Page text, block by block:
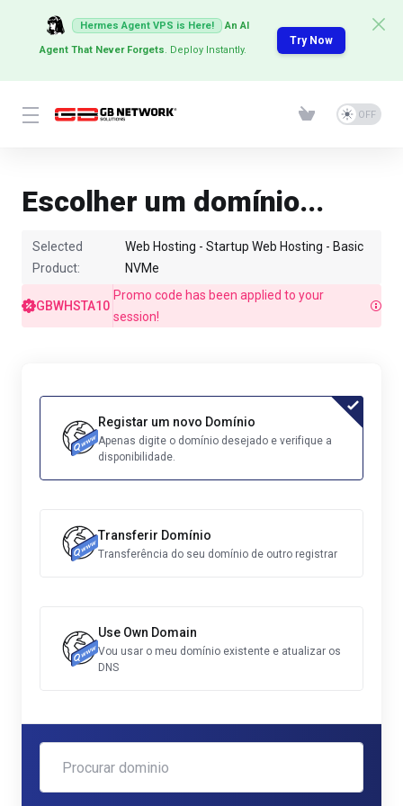
Hermes Agent VPS is Here! An AI
Agent That Never Forgets. Deploy Instantly.
Try Now
Escolher um domínio...
Selected
Product:
Web Hosting - Startup Web Hosting - Basic
NVMe
GBWHSTA10
Promo code has been applied to your
session!
Registar um novo Domínio
Apenas digite o domínio desejado e verifique a
disponibilidade.
Transferir Domínio
Transferência do seu domínio de outro registrar
Use Own Domain
Vou usar o meu domínio existente e atualizar os
DNS